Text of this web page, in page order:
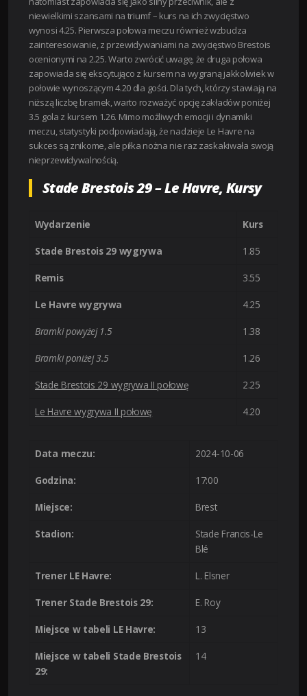
niewielkimi szansami na triumf – kurs na ich zwycięstwo
wynosi 4.25. Pierwsza połowa meczu również wzbudza
zainteresowanie, z przewidywaniami na zwycięstwo Brestois
ocenionymi na 2.25. Warto zwrócić uwagę, że druga połowa
zapowiada się ekscytująco z kursem na wygraną jakkolwiek w
połowie wynoszącym 4.20 dla gości. Dla tych, którzy stawiają na
niższą liczbę bramek, warto rozważyć opcję zakładów poniżej
3.5 gola z kursem 1.26. Mimo możliwych emocji i dynamiki
meczu, statystyki podpowiadają, że nadzieje Le Havre na
sukces są znikome, ale piłka nożna nie raz zaskakiwała swoją
nieprzewidywalnością.
Stade Brestois 29 – Le Havre, Kursy
Wydarzenie Kurs
Stade Brestois 29 wygrywa 1.85
Remis 3.55
Le Havre wygrywa 4.25
Bramki powyżej 1.5 1.38
Bramki poniżej 3.5 1.26
Stade Brestois 29 wygrywa II połowę 2.25
Le Havre wygrywa II połowę 4.20
Data meczu: 2024-10-06
Godzina: 17:00
Miejsce: Brest
Stadion:
Stade Francis-Le
Blé
Trener LE Havre: L. Elsner
Trener Stade Brestois 29: E. Roy
Miejsce w tabeli LE Havre: 13
Miejsce w tabeli Stade Brestois
29:
14